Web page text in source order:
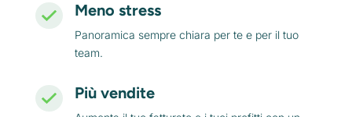
Meno stress
Panoramica sempre chiara per te e per il tuo
team.
Più vendite